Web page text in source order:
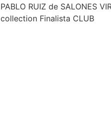
PABLO RUIZ de SALONES
collection Finalista CLUB